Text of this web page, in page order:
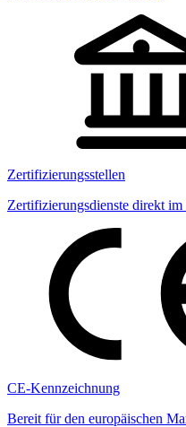
Zertifizierungsstellen
Zertifizierungsdienste direkt im
CE-Kennzeichnung
Bereit für den europäischen